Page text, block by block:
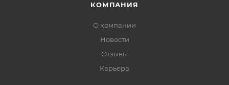
КОМПАНИЯ
О компании
Новости
Отзывы
Карьера